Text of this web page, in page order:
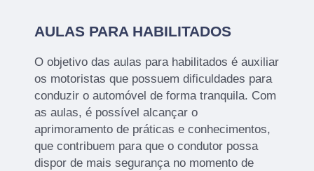
AULAS PARA HABILITADOS
O objetivo das aulas para habilitados é auxiliar
os motoristas que possuem dificuldades para
conduzir o automóvel de forma tranquila. Com
as aulas, é possível alcançar o
aprimoramento de práticas e conhecimentos,
que contribuem para que o condutor possa
dispor de mais segurança no momento de